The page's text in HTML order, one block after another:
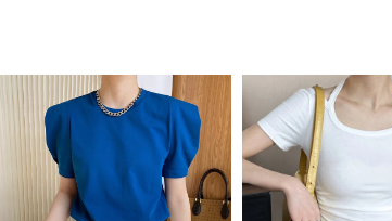
◆注意事項